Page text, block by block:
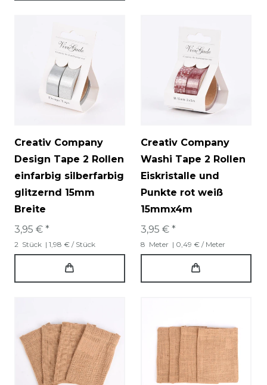
Creativ Company
Design Tape 2 Rollen
einfarbig silberfarbig
glitzernd 15mm
Breite
3,95 € *
2 Stück | 1,98 € / Stück
Creativ Company
Washi Tape 2 Rollen
Eiskristalle und
Punkte rot weiß
15mmx4m
3,95 € *
8 Meter | 0,49 € / Meter